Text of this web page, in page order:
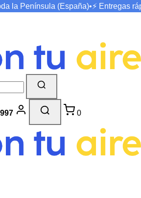
la Península (España)•⚡ Entregas
0